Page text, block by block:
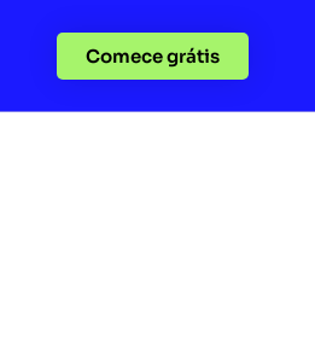
Comece grátis